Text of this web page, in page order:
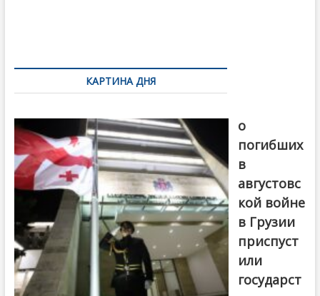
по
записямКАРТИНА ДНЯ
о
погибших
в
августовс
кой войне
в Грузии
приспуст
или
государст